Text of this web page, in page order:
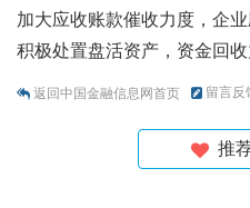
加大应收账款催收力度，企
积极处置盘活资产，资金回
返回中国金融信息网首页 留言反
推